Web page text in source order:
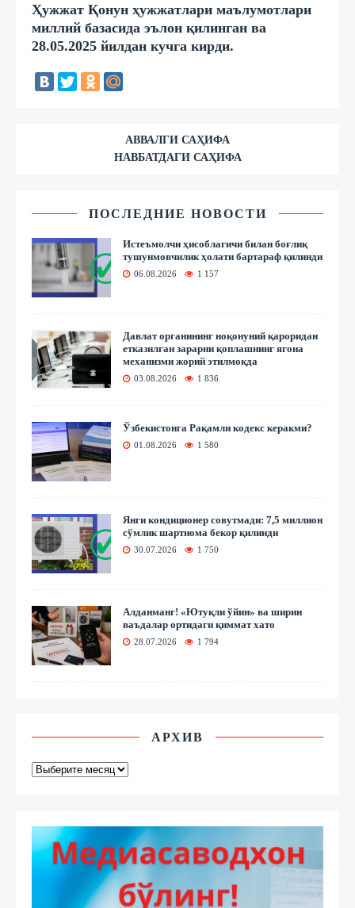
Ҳужжат Қонун ҳужжатлари маълумотлари
миллий базасида эълон қилинган ва
28.05.2025 йилдан кучга кирди.
АВВАЛГИ САҲИФА
НАВБАТДАГИ САҲИФА
ПОСЛЕДНИЕ НОВОСТИ
Истеъмолчи ҳисоблагичи билан боғлиқ
тушунмовчилик ҳолати бартараф қилинди
06.08.2026 1 157
Давлат органининг ноқонуний қароридан
етказилган зарарни қоплашнинг ягона
механизми жорий этилмоқда
03.08.2026 1 836
Ўзбекистонга Рақамли кодекс керакми?
01.08.2026 1 580
Янги кондиционер совутмади: 7,5 миллион
сўмлик шартнома бекор қилинди
30.07.2026 1 750
Алданманг! «Ютуқли ўйин» ва ширин
ваъдалар ортидаги қиммат хато
28.07.2026 1 794
АРХИВ